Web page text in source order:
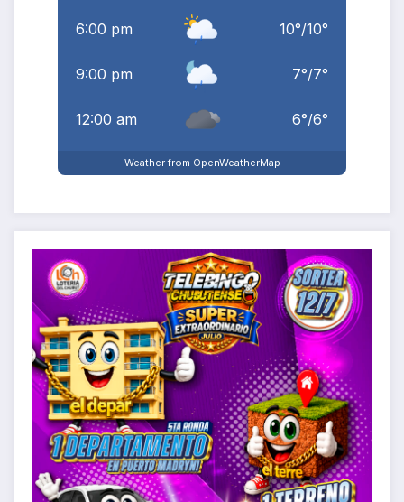
6:00 pm 10°/10°
9:00 pm 7°/7°
12:00 am 6°/6°
Weather from OpenWeatherMap